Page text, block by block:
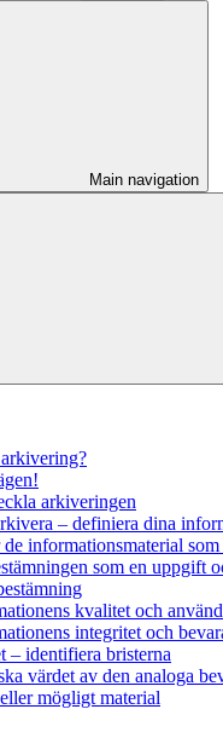
Main navigation
arkiveringen
– definiera dina
informationsmaterial
som en uppgift
kvalitet och
integritet och
– identifiera bristerna
värdet av den analoga
mögligt material